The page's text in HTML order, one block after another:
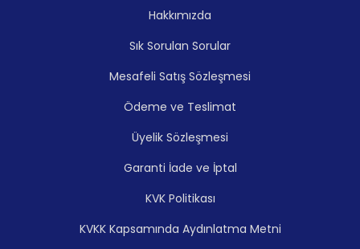
Hakkımızda
Sık Sorulan Sorular
Mesafeli Satış Sözleşmesi
Ödeme ve Teslimat
Üyelik Sözleşmesi
Garanti İade ve İptal
KVK Politikası
KVKK Kapsamında Aydınlatma Metni